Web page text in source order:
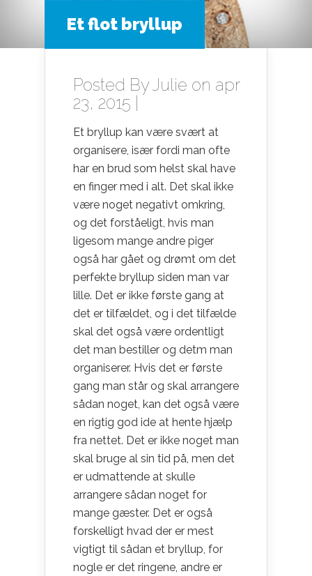
Et flot bryllup
Posted ByJulie on apr
23, 2015 |
Et bryllup kan være svært at
organisere, især fordi man ofte
har en brud som helst skal have
en finger med i alt. Det skal ikke
være noget negativt omkring,
og det forståeligt, hvis man
ligesom mange andre piger
også har gået og drømt om det
perfekte bryllup siden man var
lille. Det er ikke første gang at
det er tilfældet, og i det tilfælde
skal det også være ordentligt
det man bestiller og detm man
organiserer. Hvis det er første
gang man står og skal arrangere
sådan noget, kan det også være
en rigtig god ide at hente hjælp
fra nettet. Det er ikke noget man
skal bruge al sin tid på, men det
er udmattende at skulle
arrangere sådan noget for
mange gæster. Det er også
forskelligt hvad der er mest
vigtigt til sådan et bryllup, for
nogle er det ringene, andre er